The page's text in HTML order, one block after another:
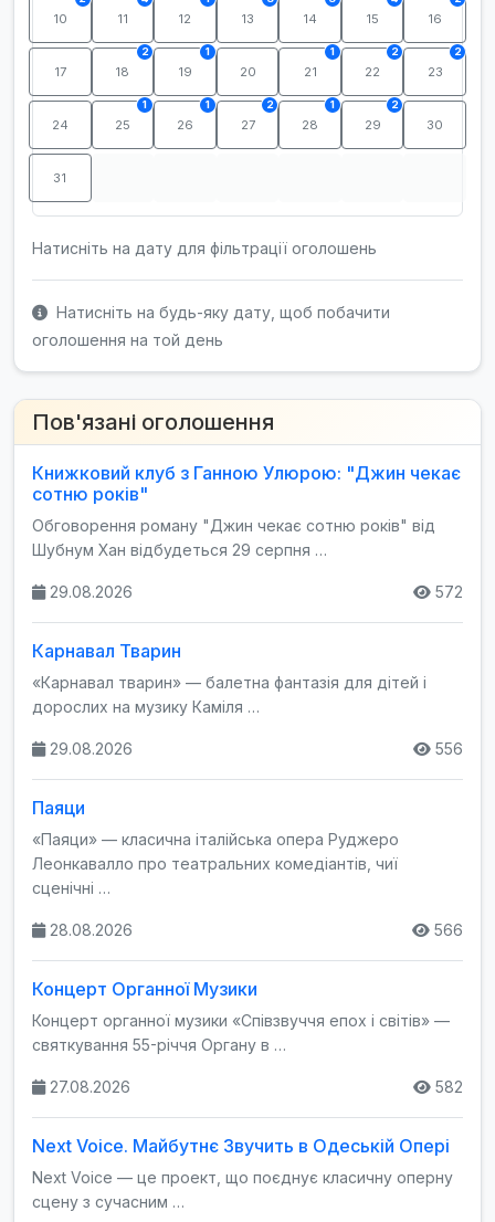
10 11 12 13 14 15 16
17 18
2
19
1
20 21
1
22
2
23
2
24 25
1
26
1
27
2
28
1
29
2
30
31
Натисніть на дату для фільтрації оголошень
Натисніть на будь-яку дату, щоб побачити
оголошення на той день
Пов'язані оголошення
Книжковий клуб з Ганною Улюрою: "Джин чекає
сотню років"
Обговорення роману "Джин чекає сотню років" від
Шубнум Хан відбудеться 29 серпня …
29.08.2026 572
Карнавал Тварин
«Карнавал тварин» — балетна фантазія для дітей і
дорослих на музику Каміля …
29.08.2026 556
Паяци
«Паяци» — класична італійська опера Руджеро
Леонкавалло про театральних комедіантів, чиї
сценічні …
28.08.2026 566
Концерт Органної Музики
Концерт органної музики «Співзвуччя епох і світів» —
святкування 55-річчя Органу в …
27.08.2026 582
Next Voice. Майбутнє Звучить в Одеській Опері
Next Voice — це проект, що поєднує класичну оперну
сцену з сучасним …